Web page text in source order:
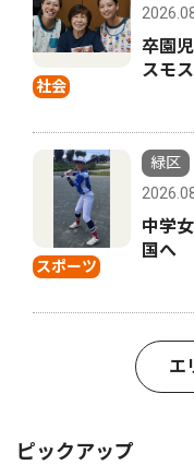
社会
卒園
スモ
スポーツ
緑区
中学
国へ
エ
ピックアップ